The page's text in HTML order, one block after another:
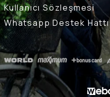
Kullanıcı Sözleşmesi
Whatsapp Destek Hattı